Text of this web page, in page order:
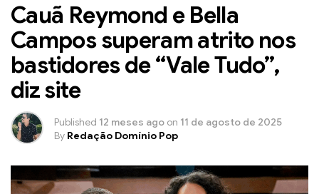
Cauã Reymond e Bella
Campos superam atrito nos
bastidores de “Vale Tudo”,
diz site
Published 12 meses ago on 11 de agosto de 2025
By Redação Domínio Pop